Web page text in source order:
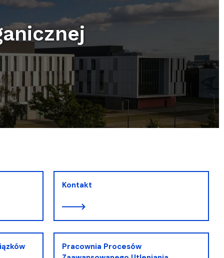
Kontakt
Pracownia Procesów